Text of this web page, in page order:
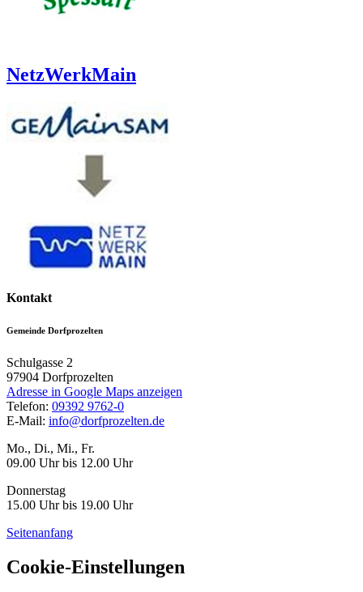
NetzWerkMain
Kontakt
Gemeinde Dorfprozelten
Schulgasse 2
97904 Dorfprozelten
Adresse in Google Maps anzeigen
Telefon: 09392 9762-0
E-Mail: info@dorfprozelten.de
Mo., Di., Mi., Fr.
09.00 Uhr bis 12.00 Uhr
Donnerstag
15.00 Uhr bis 19.00 Uhr
Seitenanfang
Cookie-Einstellungen